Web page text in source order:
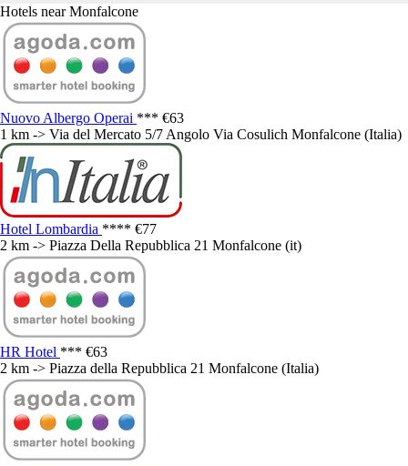
Hotels near Monfalcone
Nuovo Albergo Operai *** €63
1 km -> Via del Mercato 5/7 Angolo Via Cosulich Monfalcone (Italia)
Hotel Lombardia **** €77
2 km -> Piazza Della Repubblica 21 Monfalcone (it)
HR Hotel *** €63
2 km -> Piazza della Repubblica 21 Monfalcone (Italia)